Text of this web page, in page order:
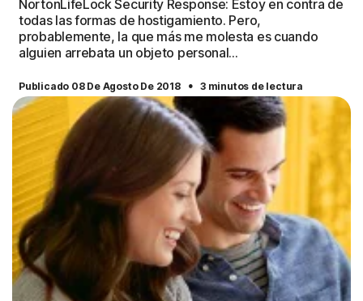
NortonLifeLock Security Response: Estoy en contra de
todas las formas de hostigamiento. Pero,
probablemente, la que más me molesta es cuando
alguien arrebata un objeto personal...
Publicado 08 De Agosto De 2018 · 3 minutos de lectura